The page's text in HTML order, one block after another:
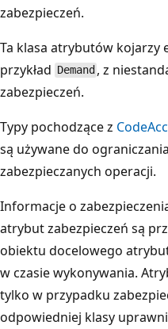
zabezpieczeń.
Ta klasa atrybutów kojarzy
przykład Demand , z
zabezpieczeń.
Typy pochodzące z
są używane do
zabezpieczanych operacji.
Informacje o
atrybut zabezpieczeń są
obiektu docelowego
w czasie wykonywania.
tylko w przypadku
odpowiedniej klasy